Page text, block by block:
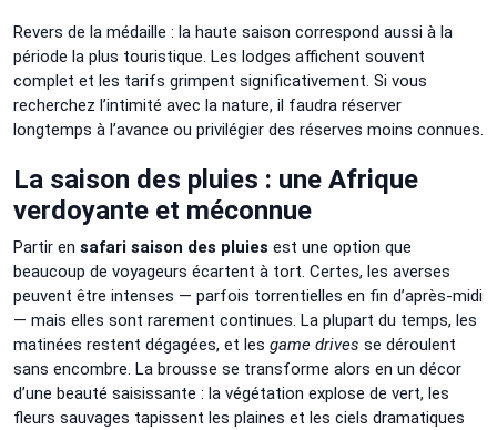
Revers de la médaille : la haute saison correspond aussi à la
période la plus touristique. Les lodges affichent souvent
complet et les tarifs grimpent significativement. Si vous
recherchez l’intimité avec la nature, il faudra réserver
longtemps à l’avance ou privilégier des réserves moins connues.
La saison des pluies : une Afrique
verdoyante et méconnue
Partir en safari saison des pluies est une option que
beaucoup de voyageurs écartent à tort. Certes, les averses
peuvent être intenses — parfois torrentielles en fin d’après-midi
— mais elles sont rarement continues. La plupart du temps, les
matinées restent dégagées, et les game drives se déroulent
sans encombre. La brousse se transforme alors en un décor
d’une beauté saisissante : la végétation explose de vert, les
fleurs sauvages tapissent les plaines et les ciels dramatiques